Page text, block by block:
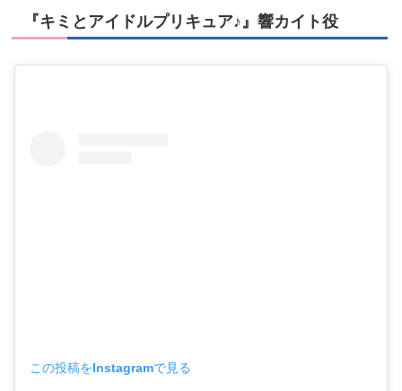
『キミとアイドルプリキュア♪』響カイト役
この投稿をInstagramで見る